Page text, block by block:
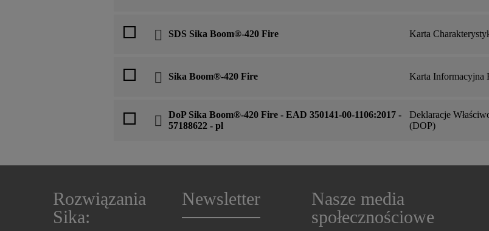
SDS Sika Boom®-420 Fire Karta
Sika Boom®-420 Fire Karta Informacyjna
DoP Sika Boom®-420 Fire - EAD 350141‐00‐1106:2017 -
57188622 - pl
Deklaracje
(DOP)
Rozwiązania
Sika:
Newsletter
Nasze media
społecznościowe